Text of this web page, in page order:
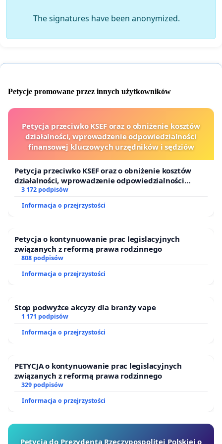
The signatures have been anonymized.
Petycje promowane przez innych użytkowników
Petycja przeciwko KSEF oraz o obniżenie kosztów
działalności, wprowadzenie odpowiedzialności
finansowej kluczowych urzędników i sędziów
Petycja przeciwko KSEF oraz o obniżenie kosztów
działalności, wprowadzenie odpowiedzialności
finansowej kluczowych urzędników i sędziów
3 172 podpisów
Informacja o przejrzystości
Petycja o kontynuowanie prac legislacyjnych
związanych z reformą prawa rodzinnego
808 podpisów
Informacja o przejrzystości
Stop podwyżce akcyzy dla branży vape
1 171 podpisów
Informacja o przejrzystości
PETYCJA o kontynuowanie prac legislacyjnych
związanych z reformą prawa rodzinnego
329 podpisów
Informacja o przejrzystości
Petycja do Prezydenta Rzeczypospolitej Polskiej o